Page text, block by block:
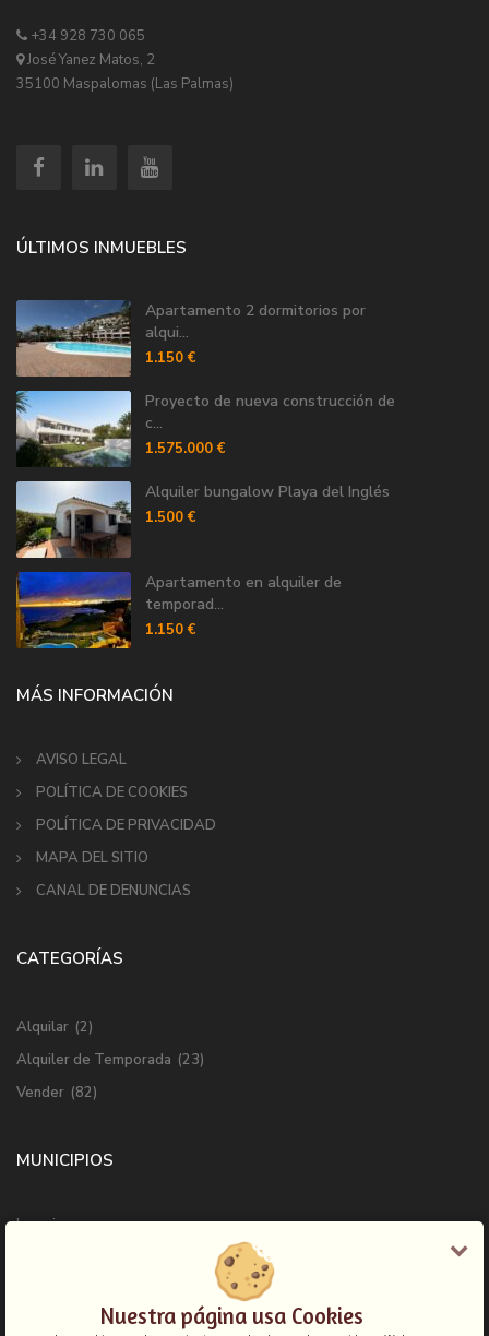
+34 928 730 065
José Yanez Matos, 2
35100 Maspalomas (Las Palmas)
ÚLTIMOS INMUEBLES
Apartamento 2 dormitorios por
alqui...
1.150 €
Proyecto de nueva construcción de
c...
1.575.000 €
Alquiler bungalow Playa del Inglés
1.500 €
Apartamento en alquiler de
temporad...
1.150 €
MÁS INFORMACIÓN
AVISO LEGAL
POLÍTICA DE COOKIES
POLÍTICA DE PRIVACIDAD
MAPA DEL SITIO
CANAL DE DENUNCIAS
CATEGORÍAS
Alquilar (2)
Alquiler de Temporada (23)
Vender (82)
MUNICIPIOS
Ingenio
San Bartolome de Tirajana
Nuestra página usa Cookies